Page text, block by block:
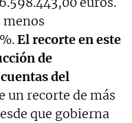
menos
El recorte en este
de
del
un recorte de más
que gobierna